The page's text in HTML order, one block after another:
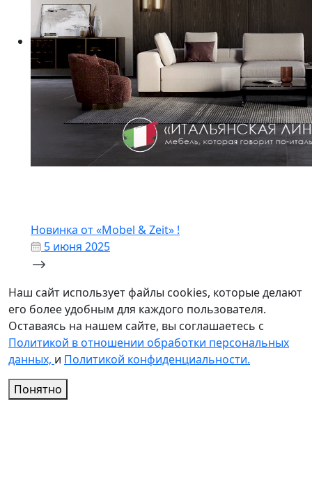
Новинка от «Mobel & Zeit» !
5 июня 2025
Наш сайт использует файлы cookies, которые делают
его более удобным для каждого пользователя.
Оставаясь на нашем сайте, вы соглашаетесь с
Политикой в отношении обработки персональных
данных, и Политикой конфиденциальности.
Понятно